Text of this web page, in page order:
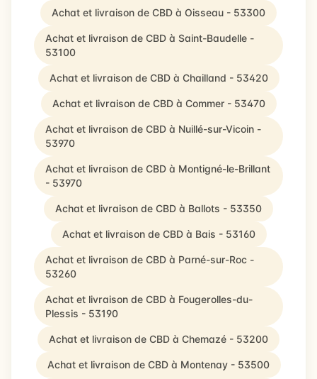
Achat et livraison de CBD à Oisseau - 53300
Achat et livraison de CBD à Saint-Baudelle -
53100
Achat et livraison de CBD à Chailland - 53420
Achat et livraison de CBD à Commer - 53470
Achat et livraison de CBD à Nuillé-sur-Vicoin -
53970
Achat et livraison de CBD à Montigné-le-Brillant
- 53970
Achat et livraison de CBD à Ballots - 53350
Achat et livraison de CBD à Bais - 53160
Achat et livraison de CBD à Parné-sur-Roc -
53260
Achat et livraison de CBD à Fougerolles-du-
Plessis - 53190
Achat et livraison de CBD à Chemazé - 53200
Achat et livraison de CBD à Montenay - 53500